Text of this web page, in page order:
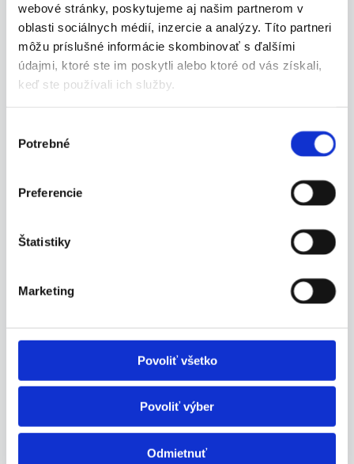
webové stránky, poskytujeme aj našim partnerom v
oblasti sociálnych médií, inzercie a analýzy. Títo partneri
môžu príslušné informácie skombinovať s ďalšími
údajmi, ktoré ste im poskytli alebo ktoré od vás získali,
keď ste používali ich služby.
súhlasu
Potrebné
Preferencie
Štatistiky
Marketing
Povoliť všetko
Povoliť výber
Odmietnuť
RIEŠENIE NA KĽÚČ – 4,5 kWp
fotovoltaický systém
Huawei
5590,00€ Original
3290,00 €Current
RIEŠENIE NA KĽÚČ – 6 kWp